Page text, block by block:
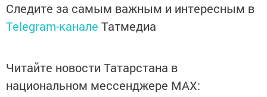
Следите за самым важным и интересным в
Telegram-канале Татмедиа
Читайте новости Татарстана в
национальном мессенджере MАХ: